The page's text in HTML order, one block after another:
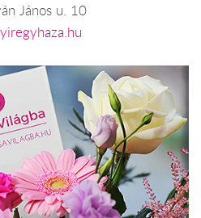
János u. 10